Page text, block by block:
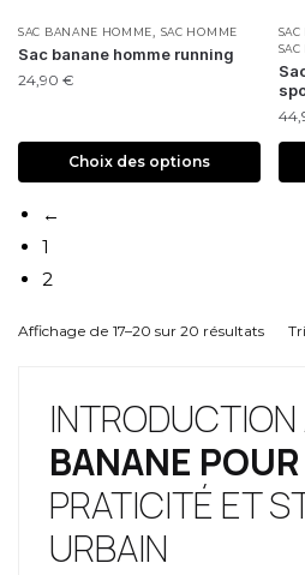
SAC BANANE HOMME, SAC HOMME
Sac banane homme running
24,90 €
Choix des options
Affichage de 17–20 sur 20 résultats
←
1
2
BANANE
PRATICITÉ ET
URBAIN